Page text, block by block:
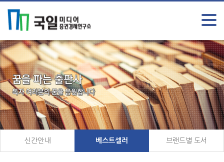
신간안내 베스트셀러 브랜드별 도서